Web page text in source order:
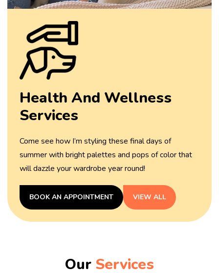
Health And Wellness
Services
Come see how I’m styling these final days of
summer with bright palettes and pops of color that
will dazzle yourwardrobe year round!
BOOK AN APPOINTMENT VIEW ALL
Our Services